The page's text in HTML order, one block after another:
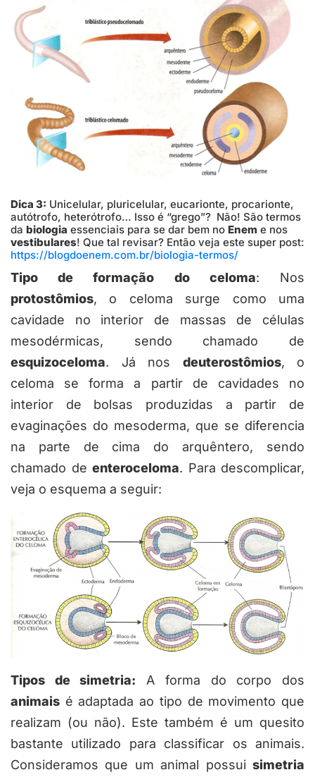
Dica 3: Unicelular, pluricelular, eucarionte, procarionte,
autótrofo, heterótrofo… Isso é “grego”? Não! São termos
da biologia essenciais para se dar bem no Enem e nos
vestibulares! Que tal revisar? Então veja este super post:
https://blogdoenem.com.br/biologia-termos/
Tipo de formação do celoma: Nos
protostômios, o celoma surge como uma
cavidade no interior de massas de células
mesodérmicas, sendo chamado de
esquizoceloma. Já nos deuterostômios, o
celoma se forma a partir de cavidades no
interior de bolsas produzidas a partir de
evaginações do mesoderma, que se diferencia
na parte de cima do arquêntero, sendo
chamado de enteroceloma. Para descomplicar,
veja o esquema a seguir:
Tipos de simetria: A forma do corpo dos
animais é adaptada ao tipo de movimento que
realizam (ou não). Este também é um quesito
bastante utilizado para classificar os animais.
Consideramos que um animal possui simetria